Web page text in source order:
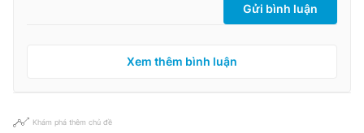
Gửi bình luận
Xem thêm bình luận
Khám phá thêm chủ đề